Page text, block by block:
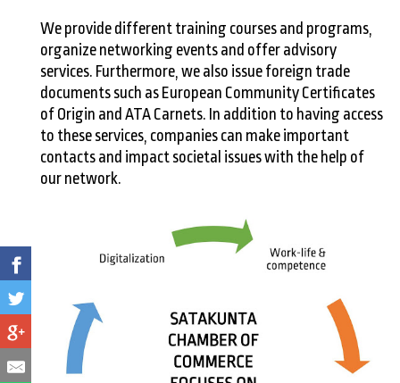
We provide different training courses and programs,
organize networking events and offer advisory
services. Furthermore, we also issue foreign trade
documents such as European Community Certificates
of Origin and ATA Carnets. In addition to having access
to these services, companies can make important
contacts and impact societal issues with the help of
our network.